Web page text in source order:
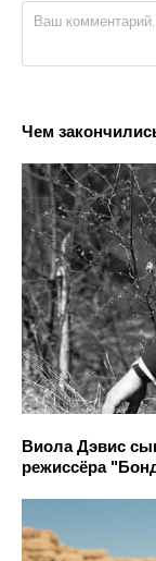
Чем
Виола Дэвис
режиссёра